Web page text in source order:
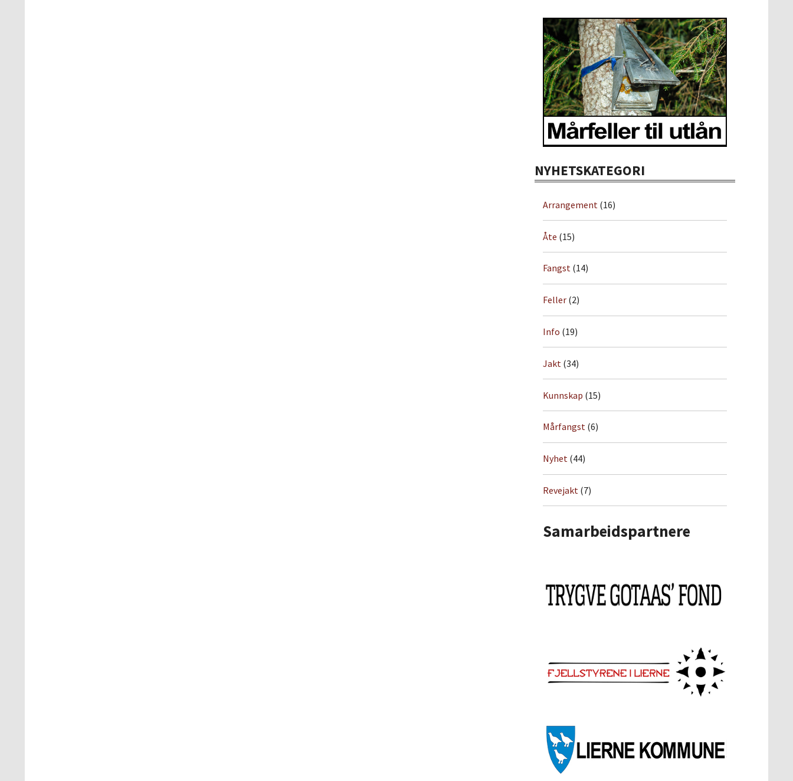
NYHETSKATEGORI
Arrangement (16)
Åte (15)
Fangst (14)
Feller (2)
Info (19)
Jakt (34)
Kunnskap (15)
Mårfangst (6)
Nyhet (44)
Revejakt (7)
Samarbeidspartnere